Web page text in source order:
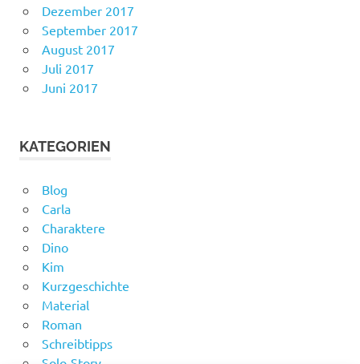
Dezember 2017
September 2017
August 2017
Juli 2017
Juni 2017
KATEGORIEN
Blog
Carla
Charaktere
Dino
Kim
Kurzgeschichte
Material
Roman
Schreibtipps